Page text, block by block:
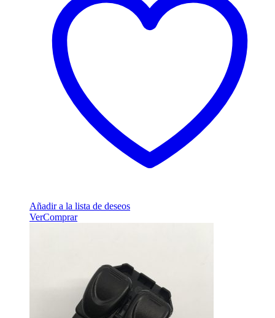
Añadir a la lista de deseos
VerComprar